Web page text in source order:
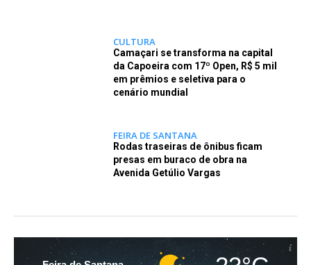
CULTURA
Camaçari se transforma na capital
da Capoeira com 17º Open, R$ 5 mil
em prêmios e seletiva para o
cenário mundial
FEIRA DE SANTANA
Rodas traseiras de ônibus ficam
presas em buraco de obra na
Avenida Getúlio Vargas